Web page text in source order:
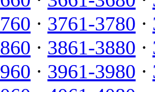
· 3761-3780 ·
· 3861-3880 ·
· 3961-3980 ·